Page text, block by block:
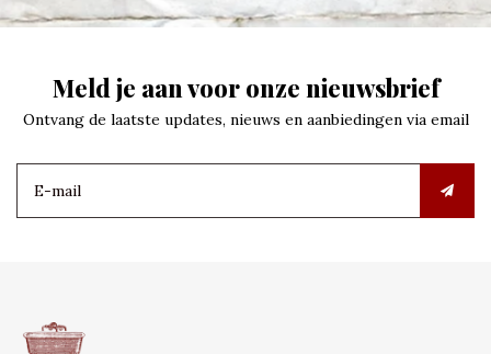
Meld je aan voor onze nieuwsbrief
Ontvang de laatste updates, nieuws en aanbiedingen via email